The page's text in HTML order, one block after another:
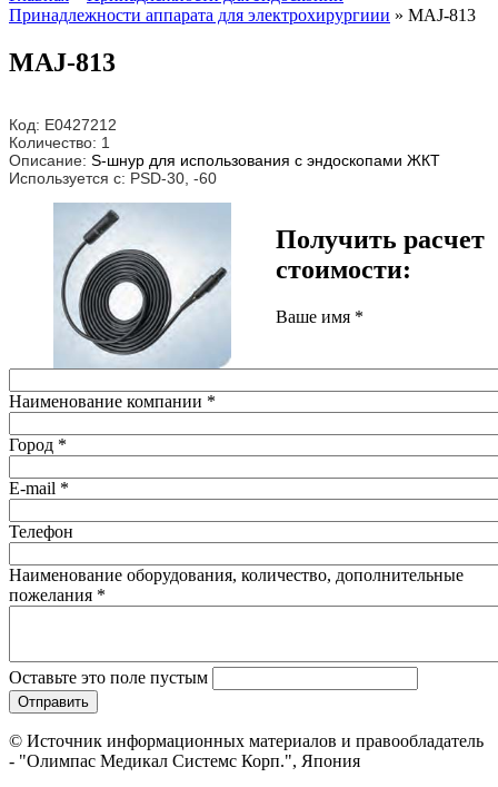
Принадлежности аппарата для электрохирургиии » MAJ-813
MAJ-813
Код: E0427212
Количество: 1
Описание: S-шнур для использования с эндоскопами ЖКТ
Используется с: PSD-30, -60
Получить расчет
стоимости:
Ваше имя *
Наименование компании *
Город *
E-mail *
Телефон
Наименование оборудования, количество, дополнительные
пожелания *
Оставьте это поле пустым
© Источник информационных материалов и правообладатель
- "Олимпас Медикал Системс Корп.", Япония